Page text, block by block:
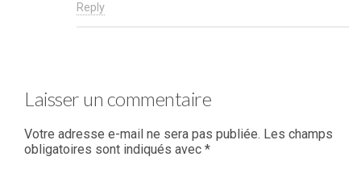
Reply
Laisser un commentaire
Votre adresse e-mail ne sera pas publiée. Les champs
obligatoires sont indiqués avec *